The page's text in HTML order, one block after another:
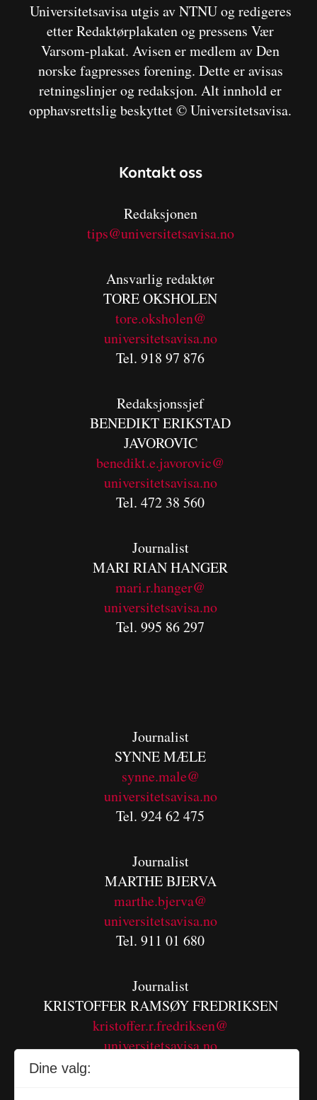
Universitetsavisa utgis av NTNU og redigeres
etter Redaktørplakaten og pressens Vær
Varsom-plakat. Avisen er medlem av Den
norske fagpresses forening. Dette er avisas
retningslinjer og redaksjon. Alt innhold er
opphavsrettslig beskyttet © Universitetsavisa.
Kontakt oss
Redaksjonen
tips@universitetsavisa.no
Ansvarlig redaktør
TORE OKSHOLEN
tore.oksholen@
universitetsavisa.no
Tel. 918 97 876
Redaksjonssjef
BENEDIKTERIKSTAD
JAVOROVIC
benedikt.e.javorovic@
universitetsavisa.no
Tel. 472 38 560
Journalist
MARI RIAN HANGER
mari.r.hanger@
universitetsavisa.no
Tel. 995 86 297
Journalist
SYNNE MÆLE
synne.male@
universitetsavisa.no
Tel. 924 62 475
Journalist
MARTHE BJERVA
marthe.bjerva@
universitetsavisa.no
Tel. 911 01 680
Journalist
KRISTOFFER RAMSØY FREDRIKSEN
kristoffer.r.fredriksen@
universitetsavisa.no
Dine valg: